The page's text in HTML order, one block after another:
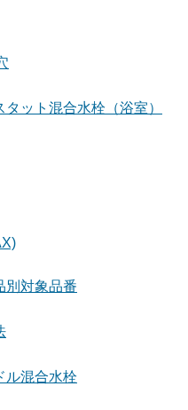
タット混合水栓（浴室）
別対象品番
ル混合水栓